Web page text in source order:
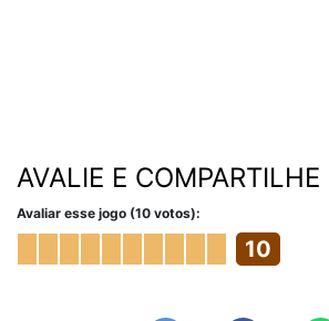
AVALIE E COMPARTILHE
Avaliar esse jogo (10 votos):
10